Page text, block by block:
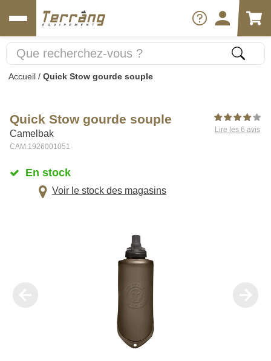
Accueil / Quick Stow gourde souple
Quick Stow gourde souple
Camelbak
CAM.1926001051
Lire les 6 avis
En stock
Voir le stock des magasins